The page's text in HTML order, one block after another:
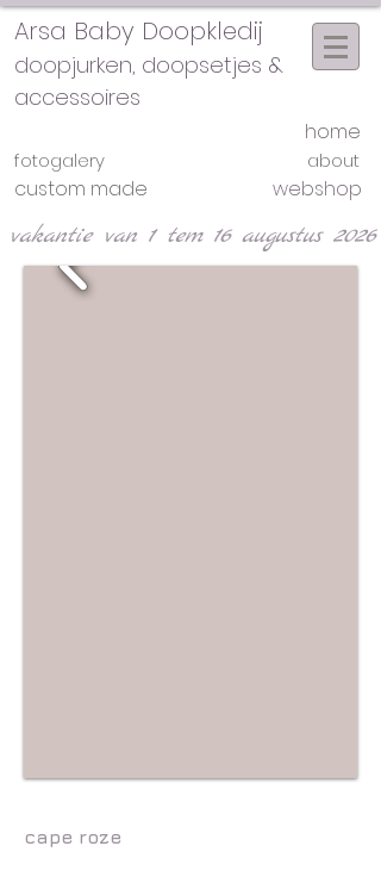
Arsa Baby Doopkledij
doopjurken, doopsetjes &
accessoires
home
fotogalery
custom made
about
webshop
vakantie van 1 tem 16 augustus 2026
cape roze